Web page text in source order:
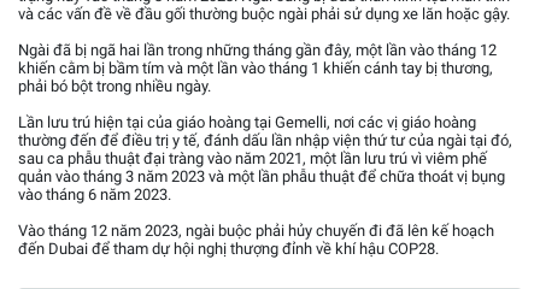
và các vấn đề về đầu gối thường buộc ngài phải sử dụng xe lăn hoặc gậy.
Ngài đã bị ngã hai lần trong những tháng gần đây, một lần vào tháng 12
khiến cằm bị bầm tím và một lần vào tháng 1 khiến cánh tay bị thương,
phải bó bột trong nhiều ngày.
Lần lưu trú hiện tại của giáo hoàng tại Gemelli, nơi các vị giáo hoàng
thường đến để điều trị y tế, đánh dấu lần nhập viện thứ tư của ngài tại đó,
sau ca phẫu thuật đại tràng vào năm 2021, một lần lưu trú vì viêm phế
quản vào tháng 3 năm 2023 và một lần phẫu thuật để chữa thoát vị bụng
vào tháng 6 năm 2023.
Vào tháng 12 năm 2023, ngài buộc phải hủy chuyến đi đã lên kế hoạch
đến Dubai để tham dự hội nghị thượng đỉnh về khí hậu COP28.